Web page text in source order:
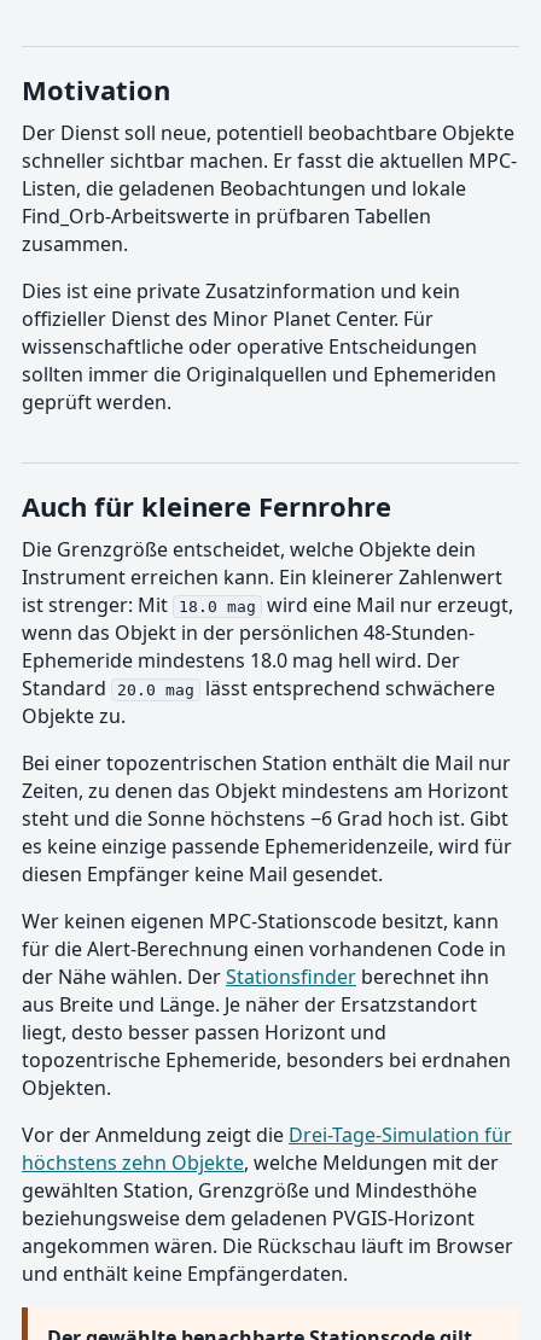
Motivation
Der Dienst soll neue, potentiell beobachtbare Objekte
schneller sichtbar machen. Er fasst die aktuellen MPC-
Listen, die geladenen Beobachtungen und lokale
Find_Orb-Arbeitswerte in prüfbaren Tabellen
zusammen.
Dies ist eine private Zusatzinformation und kein
offizieller Dienst des Minor Planet Center. Für
wissenschaftliche oder operative Entscheidungen
sollten immer die Originalquellen und Ephemeriden
geprüft werden.
Auch für kleinere Fernrohre
Die Grenzgröße entscheidet, welche Objekte dein
Instrument erreichen kann. Ein kleinerer Zahlenwert
ist strenger: Mit
18.0 mag
wird eine Mail nur erzeugt,
wenn das Objekt in der persönlichen 48-Stunden-
Ephemeride mindestens 18.0 mag hell wird. Der
Standard
20.0 mag
lässt entsprechend schwächere
Objekte zu.
Bei einer topozentrischen Station enthält die Mail nur
Zeiten, zu denen das Objekt mindestens am Horizont
steht und die Sonne höchstens −6 Grad hoch ist. Gibt
es keine einzige passende Ephemeridenzeile, wird für
diesen Empfänger keine Mail gesendet.
Wer keinen eigenen MPC-Stationscode besitzt, kann
für die Alert-Berechnung einen vorhandenen Code in
der Nähe wählen. DerStationsfinder berechnet ihn
aus Breite und Länge. Je näher der Ersatzstandort
liegt, desto besser passen Horizont und
topozentrische Ephemeride, besonders bei erdnahen
Objekten.
Vor der Anmeldung zeigt die Drei-Tage-Simulation für
höchstens zehn Objekte, welche Meldungen mit der
gewählten Station, Grenzgröße und Mindesthöhe
beziehungsweise dem geladenen PVGIS-Horizont
angekommen wären. Die Rückschau läuft im Browser
und enthält keine Empfängerdaten.